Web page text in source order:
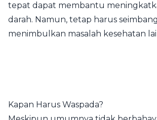
tepat dapat membantu
darah. Namun, tetap harus
menimbulkan masalah kesehatan
Kapan Harus Waspada?